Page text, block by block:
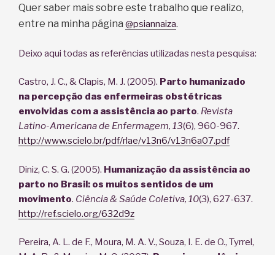
Quer saber mais sobre este trabalho que realizo,
entre na minha página @psiannaiza.
Deixo aqui todas as referências utilizadas nesta pesquisa:
Castro, J. C., & Clapis, M. J. (2005). Parto humanizado
na percepção das enfermeiras obstétricas
envolvidas com a assistência ao parto. Revista
Latino-Americana de Enfermagem, 13(6), 960-967.
http://www.scielo.br/pdf/rlae/v13n6/v13n6a07.pdf
Diniz, C. S. G. (2005). Humanização da assistência ao
parto no Brasil: os muitos sentidos de um
movimento. Ciência & Saúde Coletiva, 10(3), 627-637.
http://ref.scielo.org/632d9z
Pereira, A. L. de F., Moura, M. A. V., Souza, I. E. de O., Tyrrel,